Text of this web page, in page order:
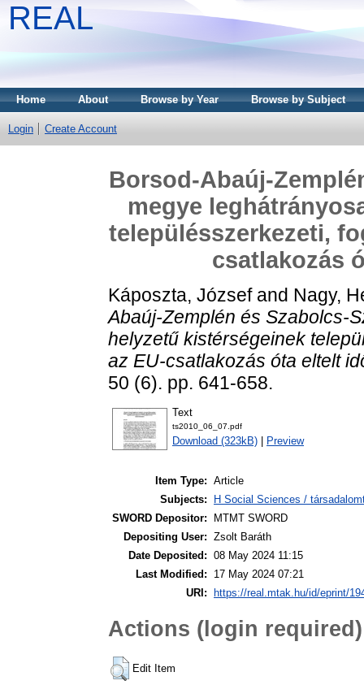
REAL
Home About Browse by Year Browse by Subject
Login Create Account
Borsod-Abaúj-
megye
településszerkezeti,
csatlakozás
Káposzta, Józsefand Nagy,
Abaúj-Zemplén és Szabolcs-
helyzetű kistérségeinek
az EU-csatlakozás óta eltelt
50 (6). pp. 641-658.
Text
ts2010_06_07.pdf
Download (323kB) Preview
Item Type: Article
Subjects:
H Social Sciences /
SWORD Depositor:
MTMT SWORD
Depositing User: Zsolt Baráth
Date Deposited: 08 May 2024 11:15
Last Modified:
17 May 2024 07:21
URI:
https://real.mtak.hu/id/eprint/
Actions (login required)
Edit Item